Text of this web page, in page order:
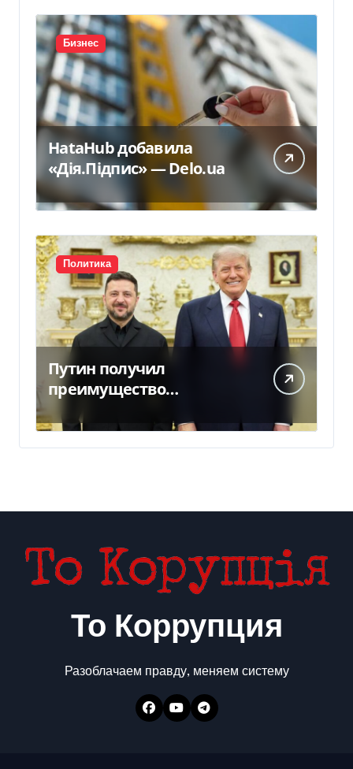
Бизнес
HataHub добавила
«Дія.Підпис» — Delo.ua
Политика
Путин получил
преимущество
благодаря действиям
США
То Коррупция
Разоблачаем правду, меняем систему